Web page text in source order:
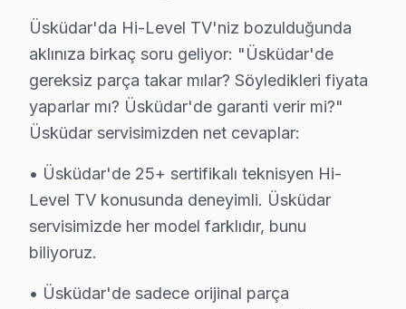
Salacak Hi-Level Servis
Salacak'de Hi-Level TV güç kartı kondansatör şişmesi en
Üsküdar TV Servis Merkezi →
Selami Ali Hi-Level Servis
Üsküdar'da Selami Ali mahallesi Hi-Level kullanıcıları
Hi-Level Servis Merkezi →
Selimiye Hi-Level Servis
Üsküdar'da Selimiye mahallesi için Hi-Level TV tamir
Üsküdar TV Servis Merkezi →
Üsküdar'da Hi-Level TV'niz bozulduğunda
aklınıza birkaç soru geliyor: "Üsküdar'de
gereksiz parça takar mılar? Söyledikleri fiyata
yaparlar mı? Üsküdar'de garanti verir mi?"
Üsküdar servisimizden net cevaplar:
• Üsküdar'de 25+ sertifikalı teknisyen Hi-
Level TV konusunda deneyimli. Üsküdar
servisimizde her model farklıdır, bunu
biliyoruz.
• Üsküdar'de sadece orijinal parça